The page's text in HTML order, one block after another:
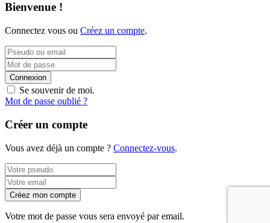
Bienvenue !
Connectez vous ou Créez un compte.
Connexion
Se souvenir de moi.
Mot de passe oublié ?
Créer un compte
Vous avez déjà un compte ? Connectez-vous.
Créez mon compte
Votre mot de passe vous sera envoyé par email.